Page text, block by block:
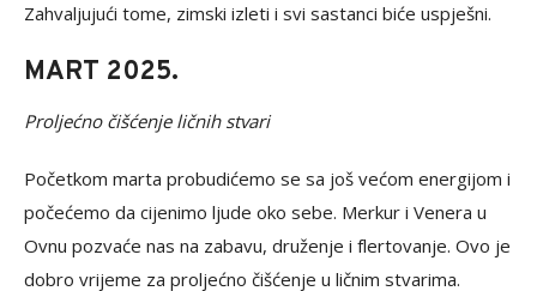
Zahvaljujući tome, zimski izleti i svi sastanci biće uspješni.
MART 2025.
Proljećno čišćenje ličnih stvari
Početkom marta probudićemo se sa još većom energijom i
počećemo da cijenimo ljude oko sebe. Merkur i Venera u
Ovnu pozvaće nas na zabavu, druženje i flertovanje. Ovo je
dobro vrijeme za proljećno čišćenje u ličnim stvarima.